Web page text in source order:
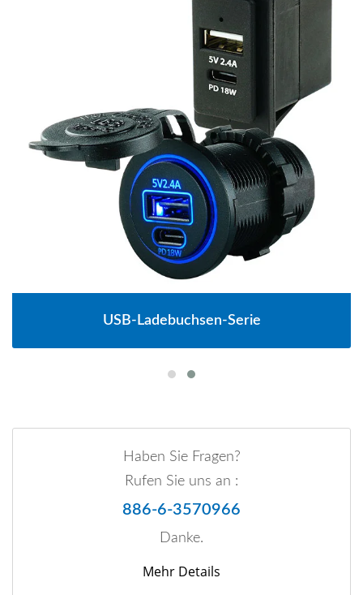
USB-Ladebuchsen-Serie
Haben Sie Fragen?
Rufen Sie uns an :
886-6-3570966
Danke.
Mehr Details